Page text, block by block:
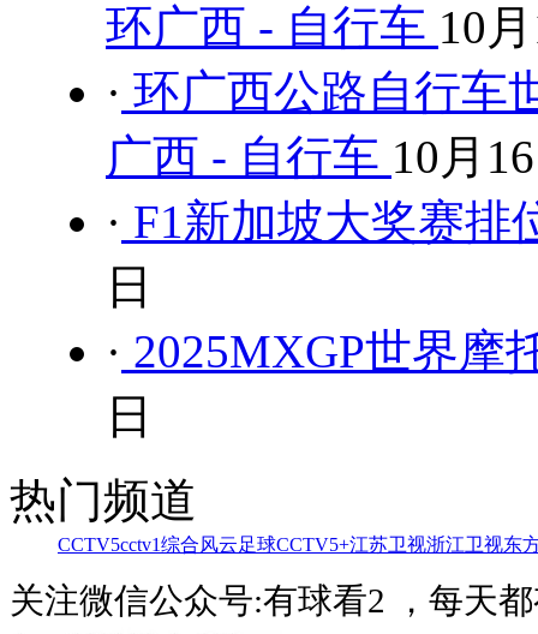
环广西 - 自行车 10
· 环广西公路自行车
广西 - 自行车 10月
· F1新加坡大奖赛
日
· 2025MXGP世界摩
日
热门频道
CCTV5cctv1综合风云足球CCTV5+江苏卫视浙江卫视东
关注微信公众号:有球看2 ，每天